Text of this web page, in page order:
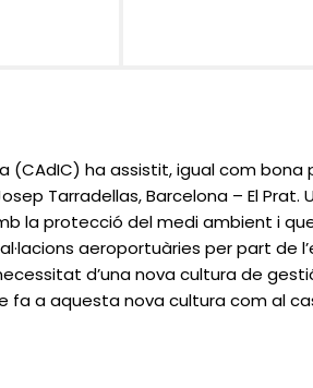
(CAdIC) ha assistit, igual com
Tarradellas, Barcelona – El Prat.
la protecció del medi ambient i
aeroportuàries per part de
d’una nova cultura de
fa a aquesta nova cultura com al